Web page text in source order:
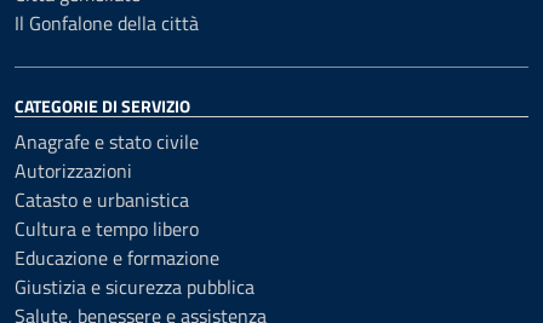
Il Gonfalone della città
CATEGORIE DI SERVIZIO
Anagrafe e stato civile
Autorizzazioni
Catasto e urbanistica
Cultura e tempo libero
Educazione e formazione
Giustizia e sicurezza pubblica
Salute, benessere e assistenza